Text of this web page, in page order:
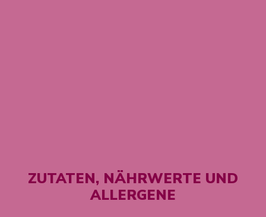
ZUTATEN, NÄHRWERTE UND
ALLERGENE